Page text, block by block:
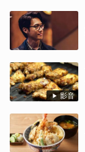
影音